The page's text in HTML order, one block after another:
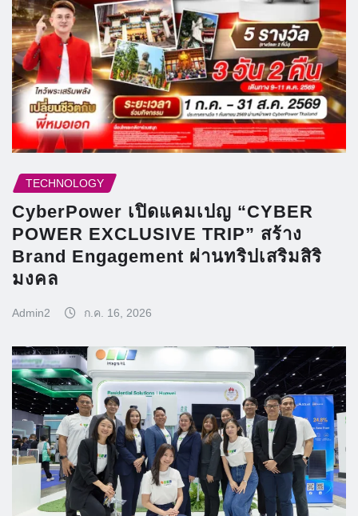
TECHNOLOGY
CyberPower เปิดแคมเปญ “CYBER
POWER EXCLUSIVE TRIP” สร้าง
Brand Engagement ผ่านทริปเสริมสิริ
มงคล
Admin2 ก.ค. 16, 2026